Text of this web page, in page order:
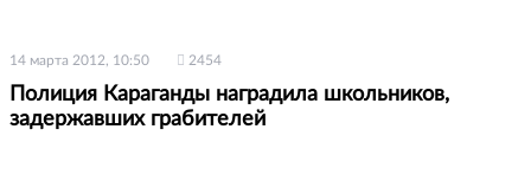
14 марта 2012, 10:50 2454
Полиция Караганды наградила школьников,
задержавших грабителей